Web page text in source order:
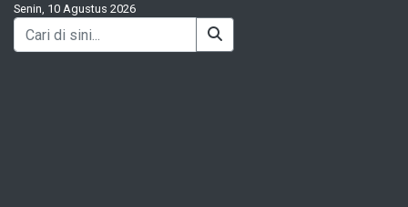
Senin, 10 Agustus 2026